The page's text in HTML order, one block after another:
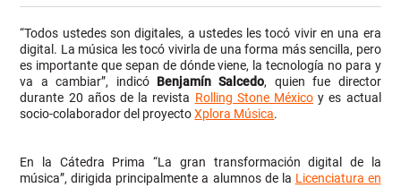
“Todos ustedes son digitales, a ustedes les tocó vivir en una era
digital. La música les tocó vivirla de una forma más sencilla, pero
es importante que sepan de dónde viene, la tecnología no para y
va a cambiar”, indicó Benjamín Salcedo, quien fue director
durante 20 años de la revista Rolling Stone México y es actual
socio-colaborador del proyectoXplora Música.
En la Cátedra Prima “La gran transformación digital de la
música”, dirigida principalmente a alumnos de la Licenciatura en